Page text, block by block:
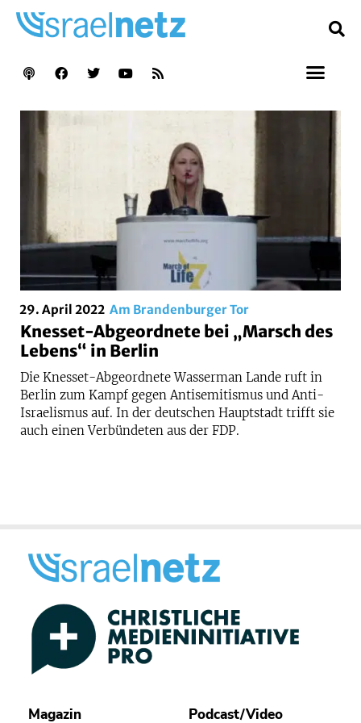
29. April 2022 Am Brandenburger Tor
Knesset-Abgeordnete bei „Marsch des
Lebens“ in Berlin
Die Knesset-Abgeordnete Wasserman Lande ruft in
Berlin zum Kampf gegen Antisemitismus und Anti-
Israelismus auf. In der deutschen Hauptstadt trifft sie
auch einen Verbündeten aus der FDP.
Magazin Podcast/Video